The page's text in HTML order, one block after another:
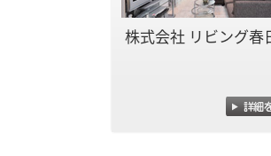
株式会社 リビング春